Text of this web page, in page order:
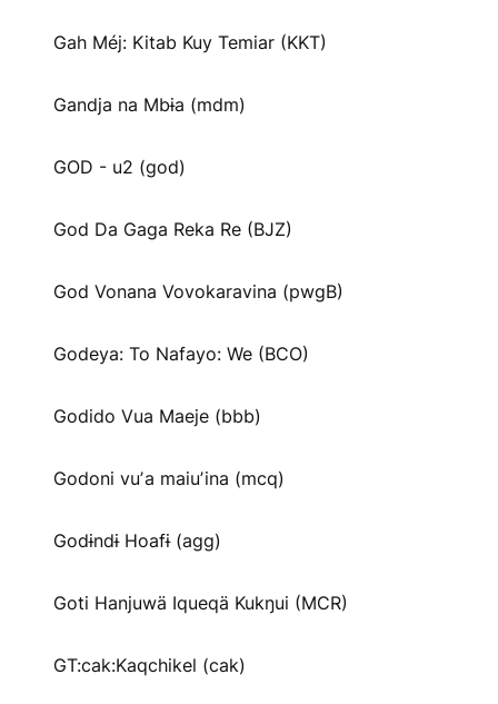
Gah Méj: Kitab Kuy Temiar (KKT)
Gandja na Mbɨa (mdm)
GOD - u2 (god)
God Da Gaga Reka Re (BJZ)
God Vonana Vovokaravina (pwgB)
Godeya: To Nafayo: We (BCO)
Godido Vua Maeje (bbb)
Godoni vuʼa maiuʼina (mcq)
Godɨndɨ Hoafɨ (agg)
Goti Hanjuwä Iqueqä Kukŋui (MCR)
GT:cak:Kaqchikel (cak)